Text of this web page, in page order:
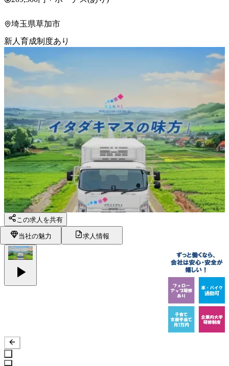
埼玉県草加市
新人育成制度あり
この求人を共有
当社の魅力 求人情報